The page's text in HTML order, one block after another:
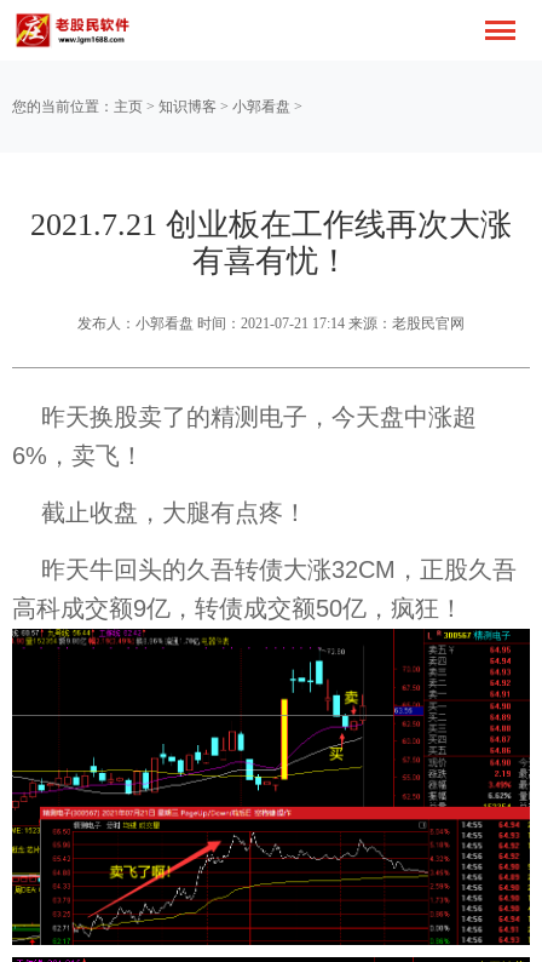
您的当前位置： 主页 > 知识博客 > 小郭看盘 >
2021.7.21 创业板在工作线再次大涨
有喜有忧！
发布人：小郭看盘 时间：2021-07-21 17:14 来源：老股民官网
昨天换股卖了的精测电子，今天盘中涨超
6%，卖飞！
截止收盘，大腿有点疼！
昨天牛回头的久吾转债大涨32CM，正股久吾
高科成交额9亿，转债成交额50亿，疯狂！